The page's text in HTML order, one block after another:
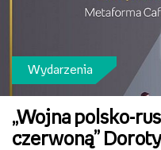
Wydarzenia
„Wojna polsko-
czerwoną”